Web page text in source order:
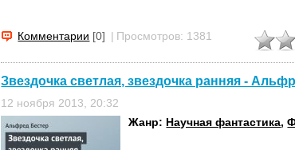
Комментарии [0] | Просмотров: 1381
Звездочка светлая, звездочка ранняя -
12 ноября 2013, 20:32
Жанр: Научная фантастика,